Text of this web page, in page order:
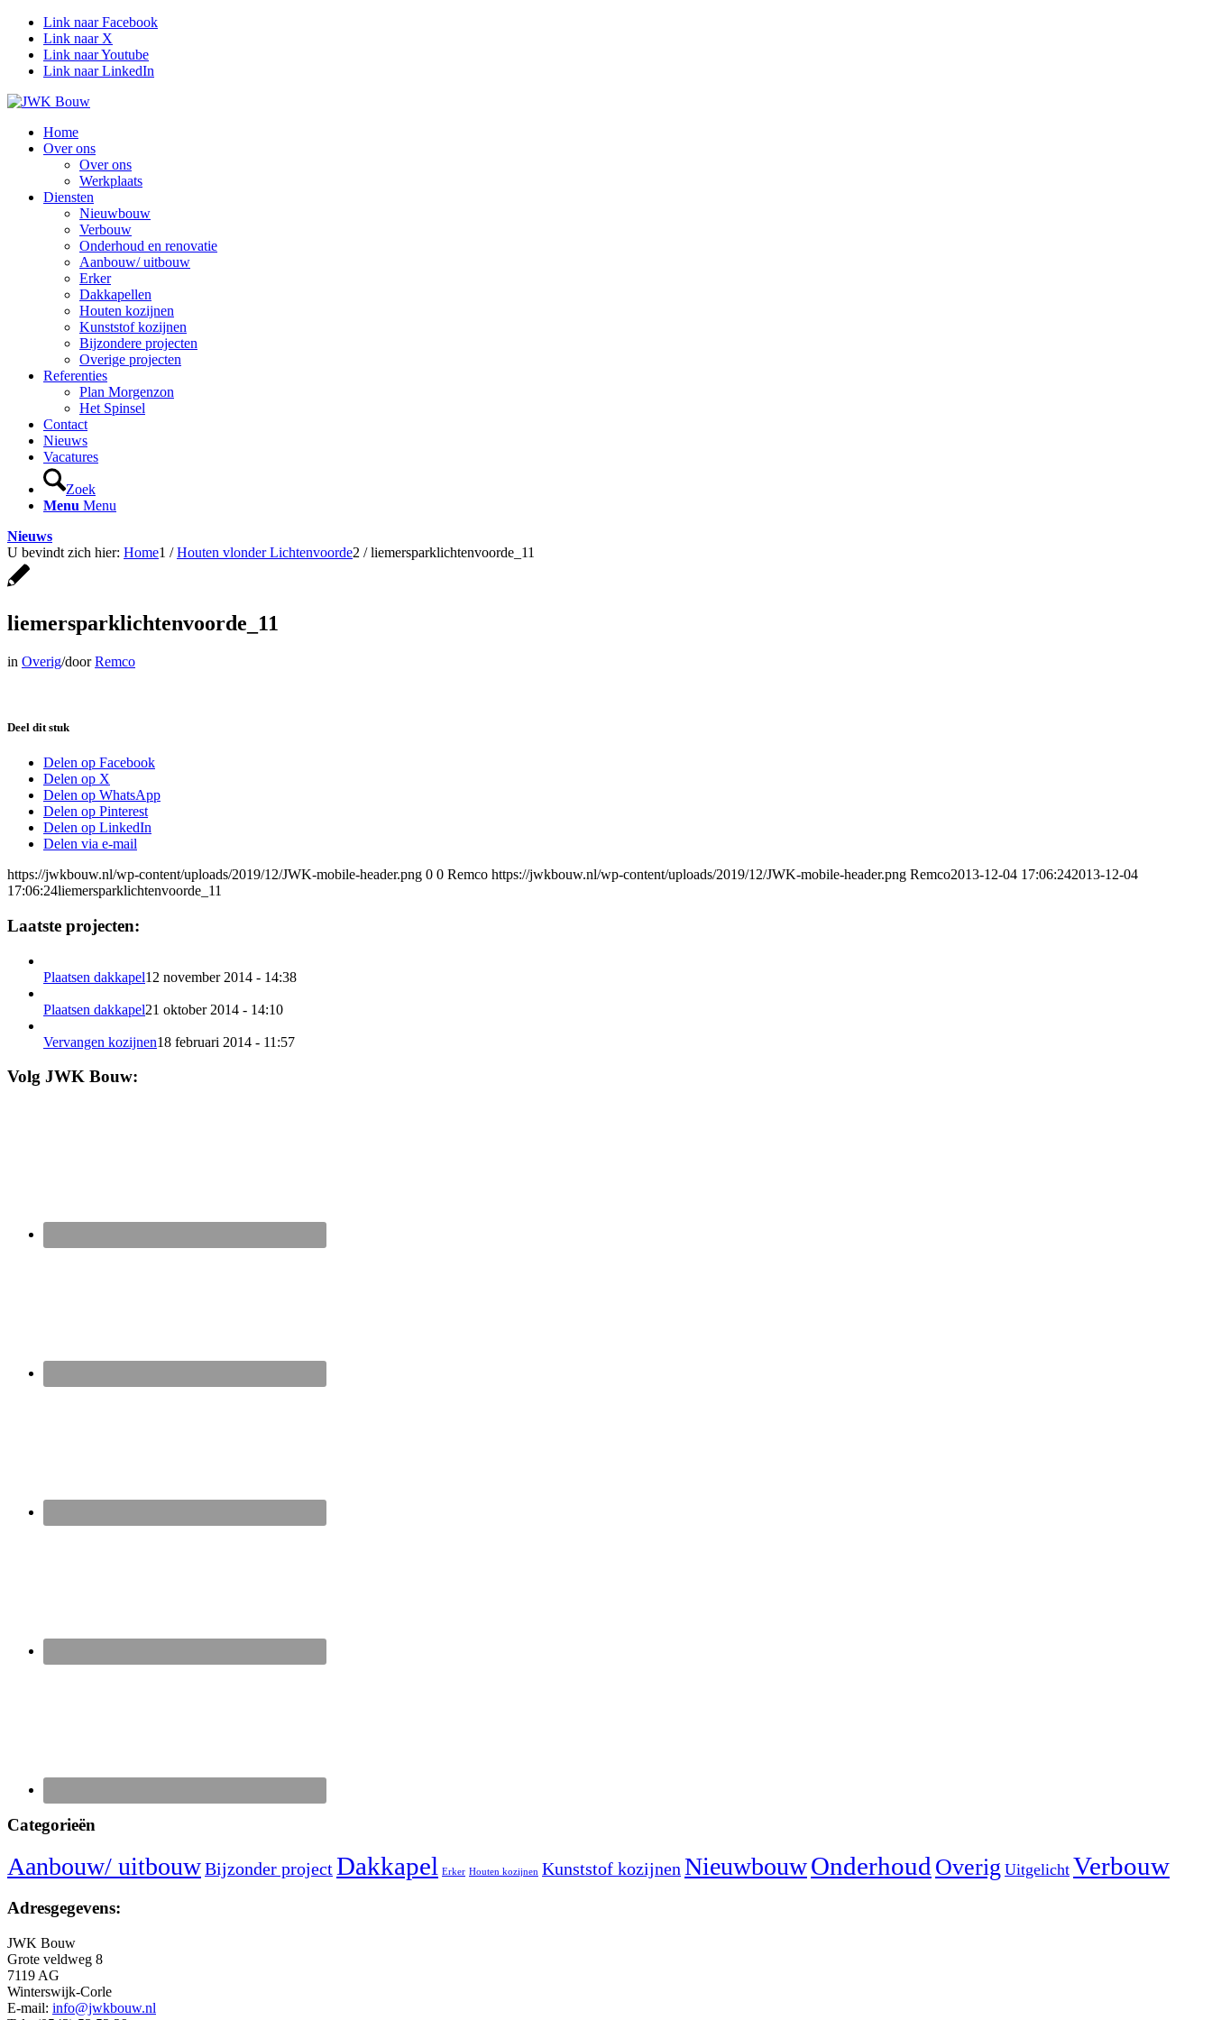
Link naar Facebook
Link naar X
Link naar Youtube
Link naar LinkedIn
Home
Over ons
Over ons
Werkplaats
Diensten
Nieuwbouw
Verbouw
Onderhoud en renovatie
Aanbouw/ uitbouw
Erker
Dakkapellen
Houten kozijnen
Kunststof kozijnen
Bijzondere projecten
Overige projecten
Referenties
Plan Morgenzon
Het Spinsel
Contact
Nieuws
Vacatures
Zoek
Menu Menu
Nieuws
U bevindt zich hier: Home1 / Houten vlonder Lichtenvoorde2 / liemersparklichtenvoorde_11
liemersparklichtenvoorde_11
in Overig/doorRemco
Deel dit stuk
Delen op Facebook
Delen op X
Delen op WhatsApp
Delen op Pinterest
Delen op LinkedIn
Delen via e-mail
https://jwkbouw.nl/wp-content/uploads/2019/12/JWK-mobile-header.png 0 0 Remco https://jwkbouw.nl/wp-content/uploads/2019/12/JWK-mobile-header.png Remco2013-12-04 17:06:242013-12-04
17:06:24liemersparklichtenvoorde_11
Laatste projecten:
Plaatsen dakkapel12 november 2014 - 14:38
Plaatsen dakkapel21 oktober 2014 - 14:10
Vervangen kozijnen18 februari 2014 - 11:57
Volg JWK Bouw:
Categorieën
Aanbouw/ uitbouwBijzonder projectDakkapel Erker Houten kozijnen Kunststof kozijnenNieuwbouwOnderhoud Overig Uitgelicht Verbouw
Adresgegevens:
JWK Bouw
Grote veldweg 8
7119 AG
Winterswijk-Corle
E-mail: info@jwkbouw.nl